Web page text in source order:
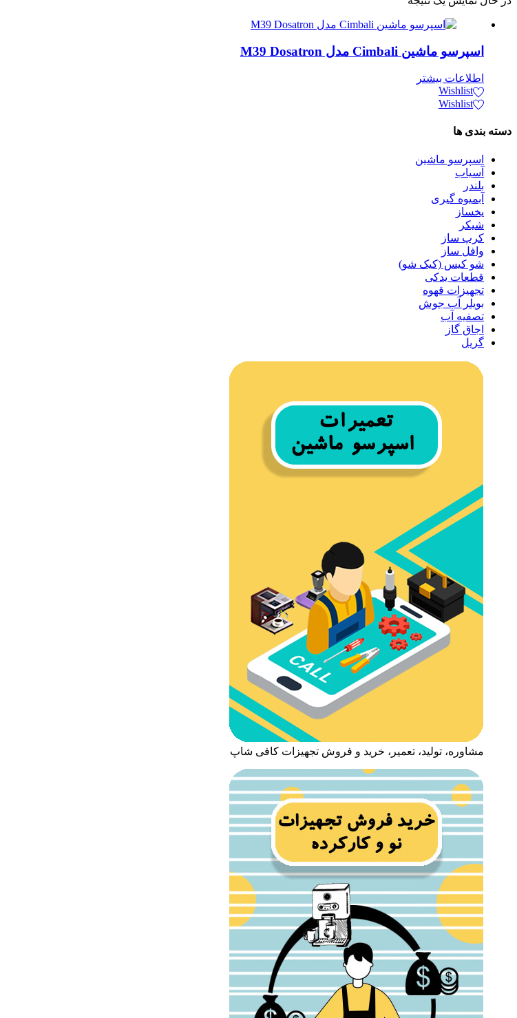
اسپرسو ماشین Cimbali مدل M39 Dosatron
اطلاعات بیشتر
Wishlist
Wishlist
دسته بندی ها
اسپرسو‌ ماشین
آسیاب
بلندر
آبمیوه گیری
یخساز
شیکر
کرپ ساز
وافل ساز
شو کیس (کیک شو)
قطعات یدکی
تجهیزات قهوه
بویلر آب جوش
تصفیه آب
اجاق گاز
گریل
مشاوره، تولید، تعمیر، خرید و فروش تجهیزات کافی شاپ